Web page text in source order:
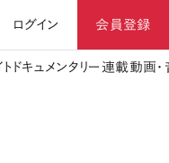
ログイン 会員登録
ドキュメンタリー 連載動画